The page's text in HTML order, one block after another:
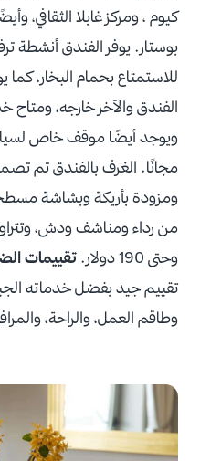
كيوم ، ومركز غابلا الثقافي،
بوستار. يوفر الفندق أنشطة
للاستمتاع بحمام البخار،
الفندق والآخر خارجه، ومتاح
ويوجد أيضًا موقف خاص
مجانًا. الغرف بالفندق تم
ومزودة بأريكة وبشاشة
وحتى 190 دولار.
تقييمات
تقييم جيد بفضل خدماته
وطاقم العمل، والراحة،